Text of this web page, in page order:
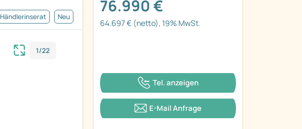
Händlerinserat Neu
1/22
76.990 €
64.697 € (netto), 19% MwSt.
Tel. anzeigen
E-Mail Anfrage